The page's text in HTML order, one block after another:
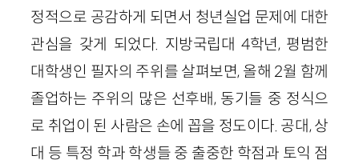
정적으로 공감하게 되면서 청년실업 문제에 대한
관심을 갖게 되었다. 지방국립대 4학년, 평범한
대학생인 필자의 주위를 살펴보면, 올해 2월 함께
졸업하는 주위의 많은 선후배, 동기들 중 정식으
로 취업이 된 사람은 손에 꼽을 정도이다. 공대, 상
대 등 특정 학과 학생들 중 출중한 학점과 토익 점